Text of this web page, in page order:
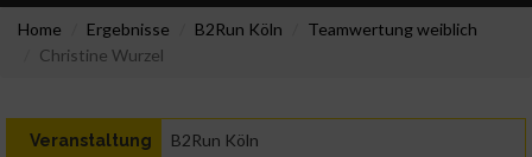
Home Ergebnisse B2Run Köln
Teamwertung weiblich
Christine Wurzel
Veranstaltung B2Run Köln